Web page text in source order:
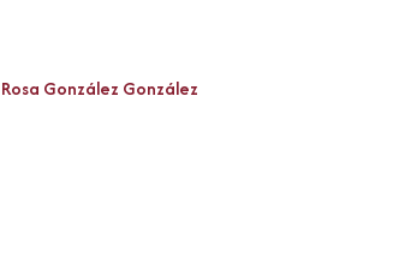
Rosa González González